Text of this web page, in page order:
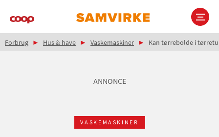
Main
Brødkrumme
Forbrug Hus & have Vaskemaskiner Kan tørrebolde i
ANNONCE
VASKEMASKINER